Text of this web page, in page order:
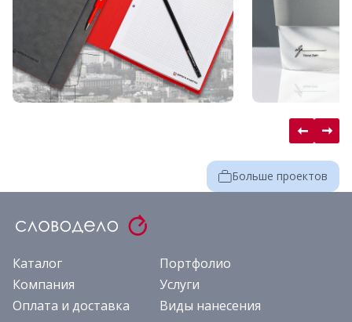
Больше проектов
Каталог
Портфолио
Компания
Услуги
Оплата и доставка
Виды нанесения